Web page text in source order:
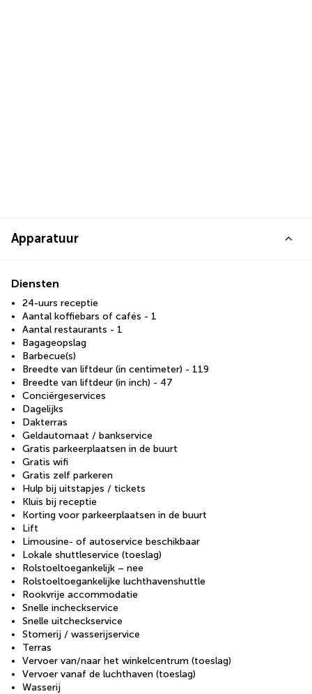
Apparatuur
Diensten
24-uurs receptie
Aantal koffiebars of cafés - 1
Aantal restaurants - 1
Bagageopslag
Barbecue(s)
Breedte van liftdeur (in centimeter) - 119
Breedte van liftdeur (in inch) - 47
Conciërgeservices
Dagelijks
Dakterras
Geldautomaat / bankservice
Gratis parkeerplaatsen in de buurt
Gratis wifi
Gratis zelf parkeren
Hulp bij uitstapjes / tickets
Kluis bij receptie
Korting voor parkeerplaatsen in de buurt
Lift
Limousine- of autoservice beschikbaar
Lokale shuttleservice (toeslag)
Rolstoeltoegankelijk – nee
Rolstoeltoegankelijke luchthavenshuttle
Rookvrije accommodatie
Snelle incheckservice
Snelle uitcheckservice
Stomerij / wasserijservice
Terras
Vervoer van/naar het winkelcentrum (toeslag)
Vervoer vanaf de luchthaven (toeslag)
Wasserij